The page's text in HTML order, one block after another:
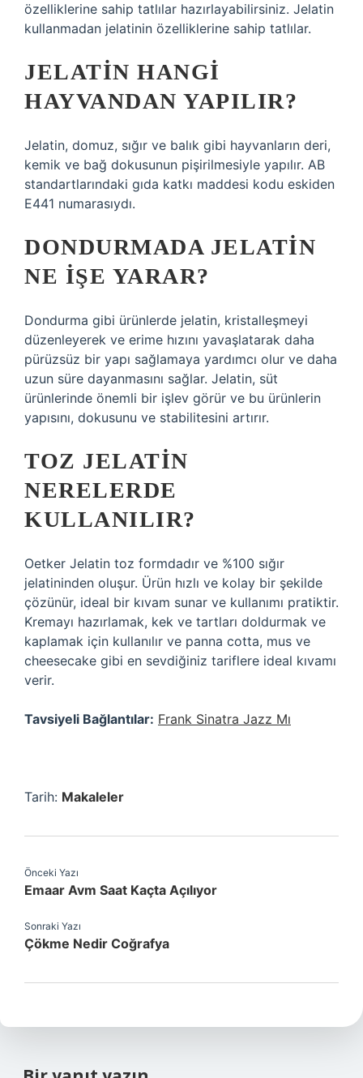
özelliklerine sahip tatlılar hazırlayabilirsiniz. Jelatin
kullanmadan jelatinin özelliklerine sahip tatlılar.
JELATIN HANGI
HAYVANDAN YAPILIR?
Jelatin, domuz, sığır ve balık gibi hayvanların deri,
kemik ve bağ dokusunun pişirilmesiyle yapılır. AB
standartlarındaki gıda katkı maddesi kodu eskiden
E441 numarasıydı.
DONDURMADA JELATIN
NE IŞE YARAR?
Dondurma gibi ürünlerde jelatin, kristalleşmeyi
düzenleyerek ve erime hızını yavaşlatarak daha
pürüzsüz bir yapı sağlamaya yardımcı olur ve daha
uzun süre dayanmasını sağlar. Jelatin, süt
ürünlerinde önemli bir işlev görür ve bu ürünlerin
yapısını, dokusunu ve stabilitesini artırır.
TOZ JELATIN
NERELERDE
KULLANILIR?
Oetker Jelatin toz formdadır ve %100 sığır
jelatininden oluşur. Ürün hızlı ve kolay bir şekilde
çözünür, ideal bir kıvam sunar ve kullanımı pratiktir.
Kremayı hazırlamak, kek ve tartları doldurmak ve
kaplamak için kullanılır ve panna cotta, mus ve
cheesecake gibi en sevdiğiniz tariflere ideal kıvamı
verir.
Tavsiyeli Bağlantılar: Frank Sinatra Jazz Mı
Tarih: Makaleler
Önceki Yazı
Emaar Avm Saat Kaçta Açılıyor
Sonraki Yazı
Çökme Nedir Coğrafya